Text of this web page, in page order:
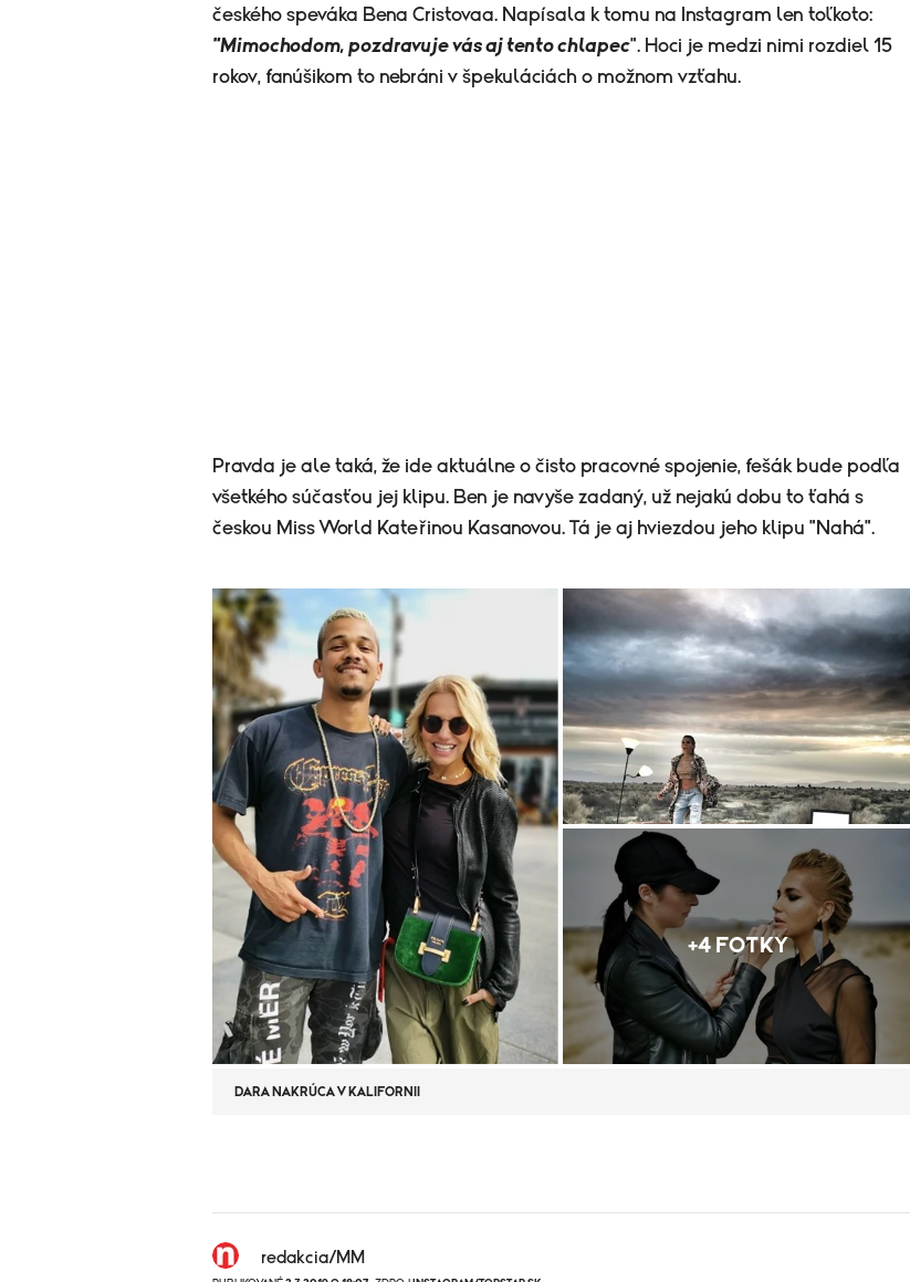
českého speváka Bena Cristovaa. Napísala k tomu na Instagram len toľkoto:
"Mimochodom, pozdravuje vás aj tento chlapec". Hoci je medzi nimi rozdiel 15
rokov, fanúšikom to nebráni v špekuláciách o možnom vzťahu.
Pravda je ale taká, že ide aktuálne o čisto pracovné spojenie, fešák bude podľa
všetkého súčasťou jej klipu. Ben je navyše zadaný, už nejakú dobu to ťahá s
českou Miss World Kateřinou Kasanovou. Tá je aj hviezdou jeho klipu "Nahá".
+4 FOTKY
DARA NAKRÚCA V KALIFORNII
redakcia/MM